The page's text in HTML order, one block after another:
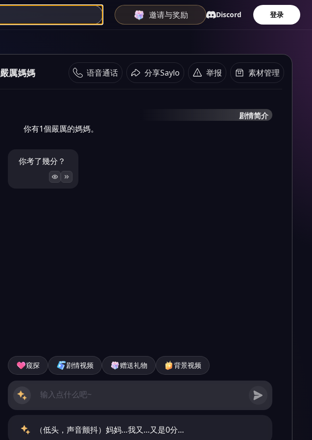
邀请与奖励 Discord 登录
嚴厲媽媽 语音通话 分享Saylo 举报 素材管理
剧情简介
你有1個嚴厲的媽媽。
你考了幾分？
窥探 剧情视频 赠送礼物 背景视频
（低头，声音颤抖）妈妈…我又…又是0分…